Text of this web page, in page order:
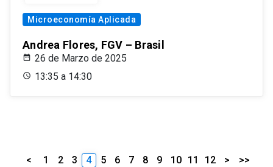
Microeconomía Aplicada
Andrea Flores, FGV – Brasil
26 de Marzo de 2025
13:35 a 14:30
< 1 2 3 4 5 6 7 8 9 10 11 12 > >>